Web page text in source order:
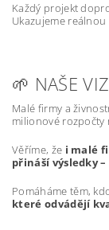
Každý projekt
Ukazujeme reálnou
🌱 NAŠE
Malé firmy a
milionové rozpočty
Věříme, že i malé
přináší výsledky
Pomáháme těm,
které odvádějí